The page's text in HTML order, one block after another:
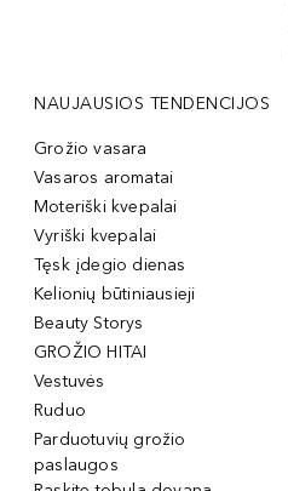
NAUJAUSIOS TENDENCIJOS
Grožio vasara
Vasaros aromatai
Moteriški kvepalai
Vyriški kvepalai
Tęsk įdegio dienas
Kelionių būtiniausieji
Beauty Storys
GROŽIO HITAI
Vestuvės
Ruduo
Parduotuvių grožio
paslaugos